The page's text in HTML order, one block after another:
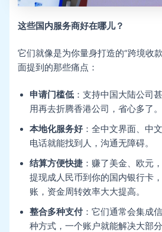
这些国内服务商好在哪儿？
它们就像是为你量身打造的“跨境收
面提到的那些痛点：
申请门槛低 ：支持中国大陆公司
用再去折腾香港公司，省心多了。
本地化服务好：全中文界面、中
电话就能找到人，沟通无障碍。
结算方便快捷 ：赚了美金、欧元
提现成人民币到你的国内银行卡
账，资金周转效率大大提高。
整合多种支付 ：它们通常会集成
种方式，一个账户就能解决大部